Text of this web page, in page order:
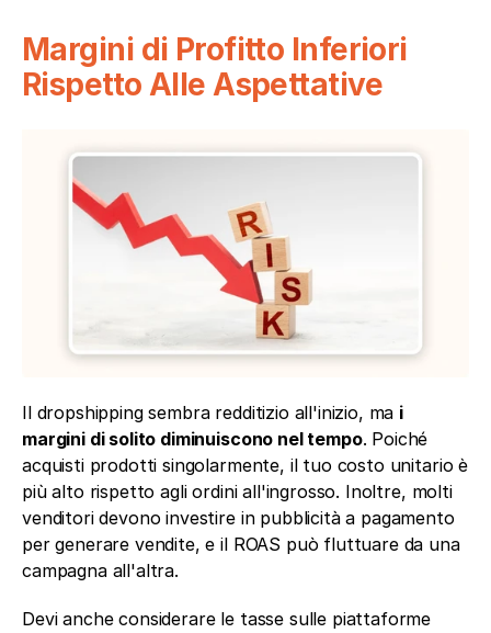
Margini di Profitto Inferiori
Rispetto Alle Aspettative
Il dropshipping sembra redditizio all'inizio, ma i
margini di solito diminuiscono nel tempo. Poiché
acquisti prodotti singolarmente, il tuo costo unitario è
più alto rispetto agli ordini all'ingrosso. Inoltre, molti
venditori devono investire in pubblicità a pagamento
per generare vendite, e il ROAS può fluttuare da una
campagna all'altra.
Devi anche considerare le tasse sulle piattaforme